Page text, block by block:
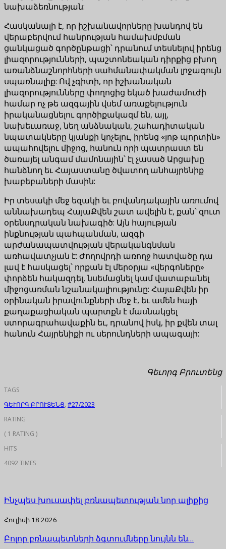
նախաձեռնության:
Հասկանալի է, որ իշխանավորները խանդով են
վերաբերվում հանրության համախմբման
ցանկացած գործընթացի՝ դրանում տեսնելով իրենց
լիազորությունների, պաշտոնեական դիրքից բխող
առանձնաշնորհների սահմանափակման լրջագույն
սպառնալիք: Ով չգիտի, որ իշխանական
լիազորությունները փողոցից եկած խաժամուժի
համար ոչ թե ազգային վսեմ առաքելություն
իրականացնելու գործիքակազմ են, այլ,
նախեւառաջ, նեղ անձնական, շահադիտական
նպատակները կյանքի կոչելու, իրենց «յոթ պորտին»
ապահովելու միջոց, հանուն որի պատրաստ են
ծառայել անգամ մամոնային՝ էլ չասած Արցախը
հանձնող եւ Հայաստանը ծվատող անհայրենիք
խաբեբաների մասին:
Իր տեսակի մեջ եզակի եւ բովանդակային առումով
աննախադեպ ՀայաՔվեն շատ ավելին է, քան՝ զուտ
օրենսդրական նախագիծ: Այն հայության
ինքնության պահպանման, ազգի
արժանապատվության վերականգնման
առհավատչյան է: Ժողովրդի առողջ հատվածը դա
լավ է հասկացել՝ որքան էլ մերօրյա «վերգոները»
փորձեն հակազդել, նսեմացնել կամ վատաբանել
միջոցառման նշանակալիությունը: ՀայաՔվեն իր
օրինական իրավունքների մեջ է, եւ ամեն հայի
քաղաքացիական պարտքն է մասնակցել
ստորագրահավաքին եւ, դրանով իսկ, իր քվեն տալ
հանուն Հայրենիքի ու սերունդների ապագայի:
Գեւորգ Բրուտենց
TAGS
ԳԵՒՈՐԳ ԲՐՈՒՏԵՆՑ, #27/2023
RATING
( 1 RATING )
HITS
4092 TIMES
Ինչպես խուսափել բռնապետության նոր ալիքից
Հուլիսի 18 2026
Բոլոր բռնապետների ձգտումները նույնն են…